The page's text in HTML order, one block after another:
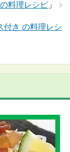
料理レシピ 」
付き の料理レシ